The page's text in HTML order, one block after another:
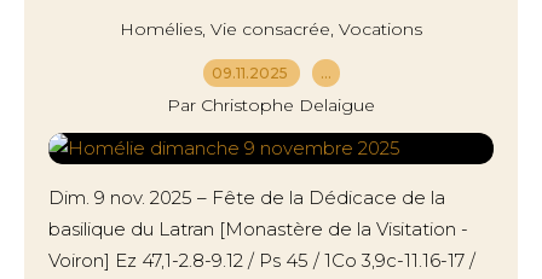
Homélies, Vie consacrée, Vocations
09.11.2025 …
Par Christophe Delaigue
Dim. 9 nov. 2025 – Fête de la Dédicace de la
basilique du Latran [Monastère de la Visitation -
Voiron] Ez 47,1-2.8-9.12 / Ps 45 / 1Co 3,9c-11.16-17 /